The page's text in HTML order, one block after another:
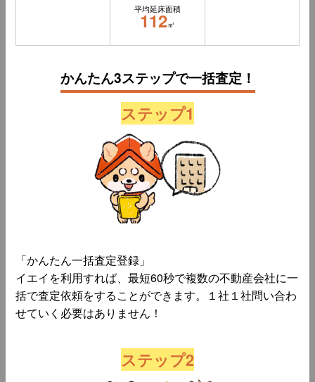
平均延床面積
112㎡
かんたん3ステップで一括査定！
ステップ1
「かんたん一括査定登録」
イエイを利用すれば、最短60秒で複数の不動産会社に一
括で査定依頼をすることができます。１社１社問い合わ
せていく必要はありません！
ステップ2